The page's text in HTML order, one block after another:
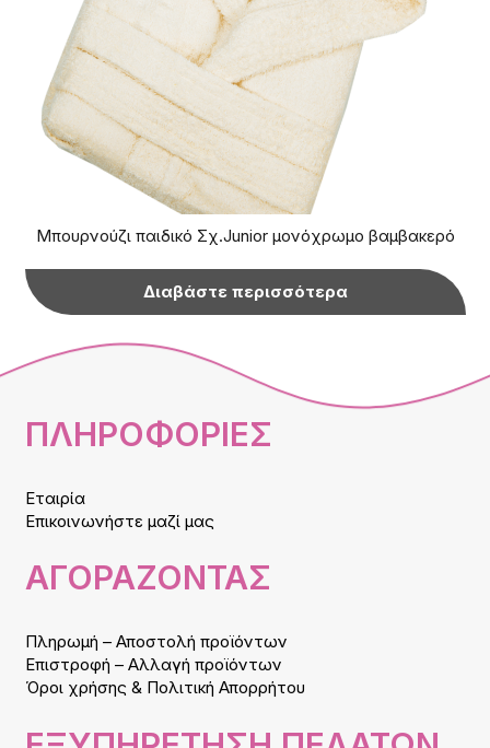
Μπουρνούζι παιδικό Σχ.Junior μονόχρωμο βαμβακερό
Διαβάστε περισσότερα
ΠΛΗΡΟΦΟΡΙΕΣ
Εταιρία
Επικοινωνήστε μαζί μας
ΑΓΟΡΑΖΟΝΤΑΣ
Πληρωμή – Αποστολή προϊόντων
Επιστροφή – Αλλαγή προϊόντων
Όροι χρήσης & Πολιτική Απορρήτου